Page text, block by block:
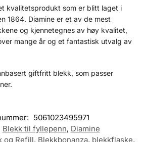
kvalitetsprodukt som er blitt laget i
1864. Diamine er et av de mest
og kjennetegnes av høy kvalitet,
mange år og et fantastisk utvalg av
giftfritt blekk, som passer
5061023495971
Blekk til fyllepenn, Diamine
og Refill, Blekkbonanza, blekkflaske,